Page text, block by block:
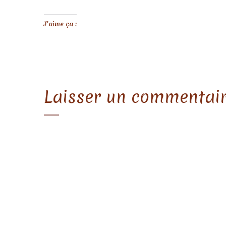
J’aime ça :
Laisser un